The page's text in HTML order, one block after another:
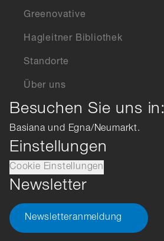
Greenovative
Hagleitner Bibliothek
Standorte
Über uns
Besuchen Sie uns in:
Basiana und Egna/Neumarkt.
Einstellungen
Cookie Einstellungen
Newsletter
Newsletteranmeldung